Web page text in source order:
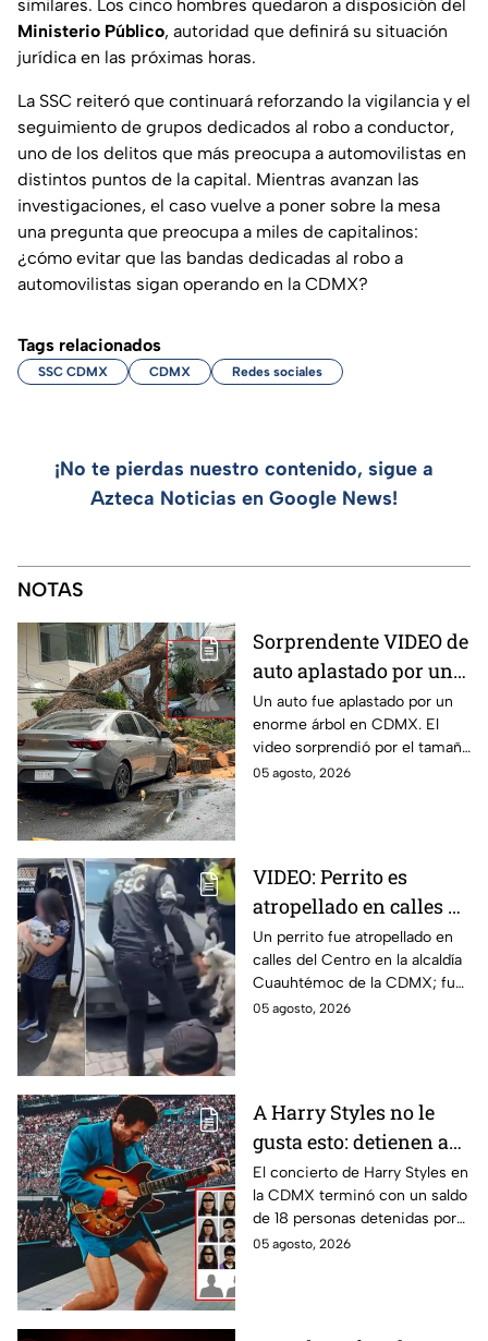
similares. Los cinco hombres quedaron a disposición del
Ministerio Público, autoridad que definirá su situación
jurídica en las próximas horas.
La SSC reiteró que continuará reforzando la vigilancia y el
seguimiento de grupos dedicados al robo a conductor,
uno de los delitos que más preocupa a automovilistas en
distintos puntos de la capital. Mientras avanzan las
investigaciones, el caso vuelve a poner sobre la mesa
una pregunta que preocupa a miles de capitalinos:
¿cómo evitar que las bandas dedicadas al robo a
automovilistas sigan operando en la CDMX?
Tags relacionados
SSC CDMX CDMX Redes sociales
¡No te pierdas nuestro contenido, sigue a
Azteca Noticias en Google News!
NOTAS
Sorprendente VIDEO de
auto aplastado por un
árbol en CDMX: así fue
el momento exacto
Un auto fue aplastado por un
enorme árbol en CDMX. El
video sorprendió por el tamaño
del árbol que dejó destruido el
05 agosto, 2026
VIDEO: Perrito es
atropellado en calles de
la alcaldía
Cuauhtémoc; policías
lo rescatan y entregan
a su dueña
Un perrito fue atropellado en
calles del Centro en la alcaldía
Cuauhtémoc de la CDMX; fue
rescatado y resguardado por
05 agosto, 2026
A Harry Styles no le
gusta esto: detienen a
18 tras concierto en
CDMX
El concierto de Harry Styles en
la CDMX terminó con un saldo
de 18 personas detenidas por
policías, quienes los esposaron
05 agosto, 2026